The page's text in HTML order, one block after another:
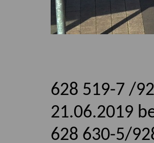
628 519-7 /
21.06.2019
628 630-5/